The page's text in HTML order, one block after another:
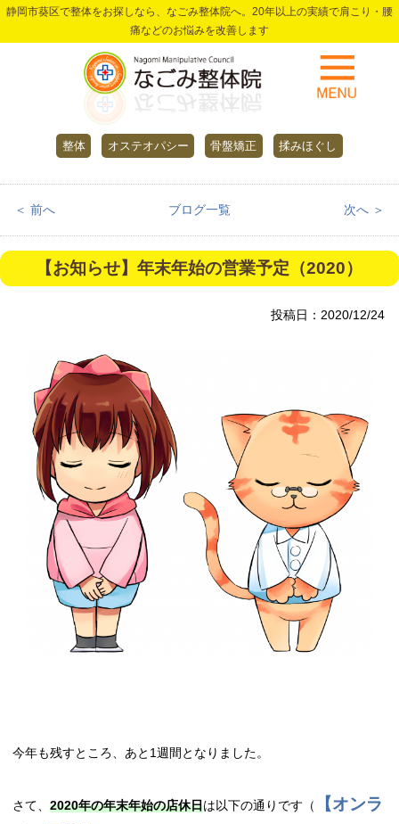
静岡市葵区で整体をお探しなら、なごみ整体院へ。20年以上の実績で肩こり・腰
痛などのお悩みを改善します
整体 オステオパシー 骨盤矯正 揉みほぐし
＜ 前へ ブログ一覧 次へ ＞
【お知らせ】年末年始の営業予定（2020）
投稿日：2020/12/24
今年も残すところ、あと1週間となりました。
さて、 2020年の年末年始の店休日は以下の通りです（
【オンラ